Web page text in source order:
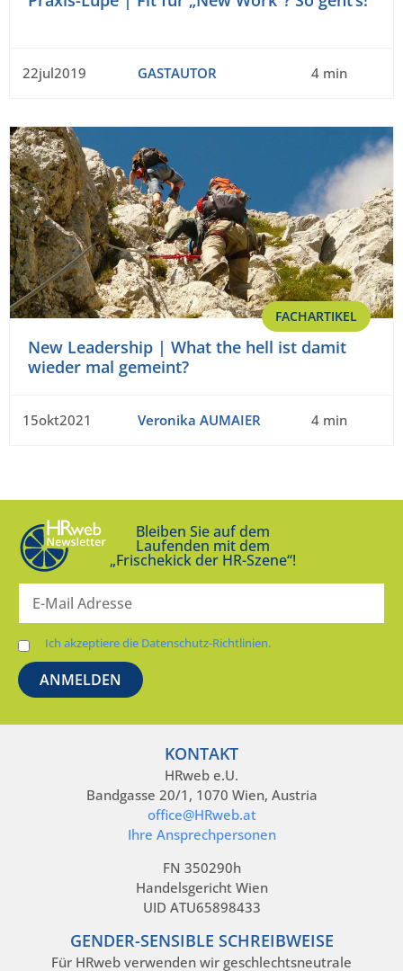
22jul2019 GASTAUTOR 4 min
FACHARTIKEL
New Leadership | What the hell ist damit
wieder mal gemeint?
15okt2021 Veronika AUMAIER 4 min
Bleiben Sie auf dem
Laufenden mit dem
„Frischekick der HR-Szene“!
Ich akzeptiere die Datenschutz-Richtlinien.
KONTAKT
HRweb e.U.
Bandgasse 20/1, 1070 Wien, Austria
office@HRweb.at
Ihre Ansprechpersonen
FN 350290h
Handelsgericht Wien
UID ATU65898433
GENDER-SENSIBLE SCHREIBWEISE
Für HRweb verwenden wir geschlechtsneutrale